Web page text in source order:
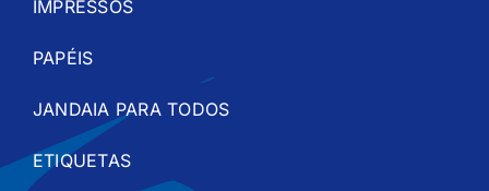
IMPRESSOS
PAPÉIS
JANDAIA PARA TODOS
ETIQUETAS